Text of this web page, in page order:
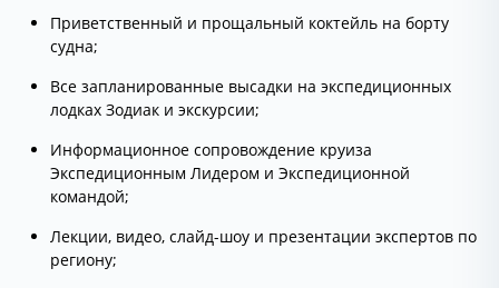
Приветственный и прощальный коктейль на борту
судна;
Все запланированные высадки на экспедиционных
лодках Зодиак и экскурсии;
Информационное сопровождение круиза
Экспедиционным Лидером и Экспедиционной
командой;
Лекции, видео, слайд-шоу и презентации экспертов по
региону;